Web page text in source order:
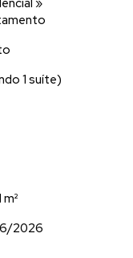
1 suíte)
2026